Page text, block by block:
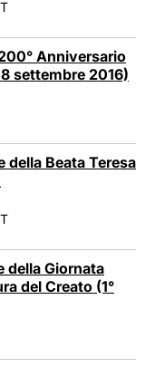
Anniversario
settembre 2016)
della Beata Teresa
della Giornata
del Creato (1°